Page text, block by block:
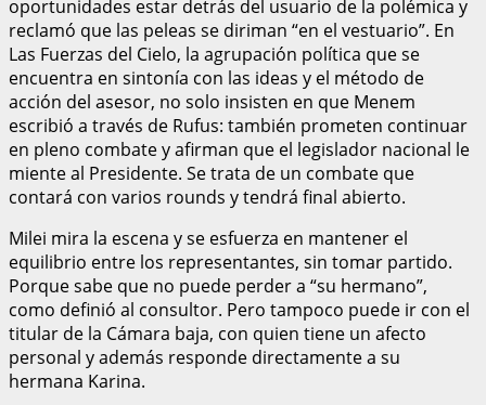
oportunidades estar detrás del usuario de la polémica y
reclamó que las peleas se diriman “en el vestuario”. En
Las Fuerzas del Cielo, la agrupación política que se
encuentra en sintonía con las ideas y el método de
acción del asesor, no solo insisten en que Menem
escribió a través de Rufus: también prometen continuar
en pleno combate y afirman que el legislador nacional le
miente al Presidente. Se trata de un combate que
contará con varios rounds y tendrá final abierto.
Milei mira la escena y se esfuerza en mantener el
equilibrio entre los representantes, sin tomar partido.
Porque sabe que no puede perder a “su hermano”,
como definió al consultor. Pero tampoco puede ir con el
titular de la Cámara baja, con quien tiene un afecto
personal y además responde directamente a su
hermana Karina.